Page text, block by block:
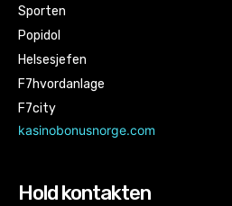
Sporten
Popidol
Helsesjefen
F7hvordanlage
F7city
kasinobonusnorge.com
Hold kontakten